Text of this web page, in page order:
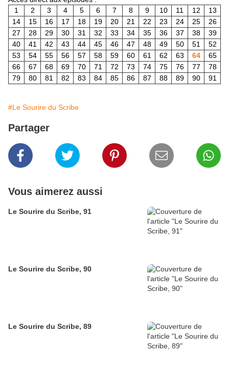
1
2 3 4 5 6 7 8 9 10 11 12
13
14
15 16 17 18 19 20 21 22 23 24 25
26
27
28 29 30 31 32 33 34 35 36 37 38
39
40
41 42 43 44 45 46 47 48 49 50 51
52
53
54 55 56 57 58 59 60 61 62 63 64
65
66
67 68 69 70 71 72 73 74 75 76 77
78
79
80 81 82 83 84 85 86 87 88 89 90 91
#Le Sourire du Scribe
Partager
Vous aimerez aussi
Le Sourire du Scribe, 91
Le Sourire du Scribe, 90
Le Sourire du Scribe, 89